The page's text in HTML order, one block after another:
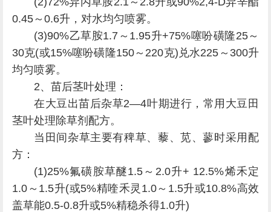
0.45～0.6升，对水均匀喷雾。
(3)90%乙草胺1.7～1.95升+75%噻吩磺隆25～
30克(或15%噻吩磺隆150～220克)兑水225～300升
均匀喷雾。
2、苗后茎叶处理：
在大豆出苗后杂草2—4叶期进行，常用大豆田
茎叶处理除草剂配方。
当田间杂草主要有稗草、藜、苋、蓼时采用配
方：
(1)25%氟磺胺草醚1.5～2.0升+ 12.5%烯禾定
1.0～1.5升(或5%精喹禾灵1.0～1.5升或10.8%高效
盖草能0.5-0.8升或5%精稳杀得1.0升)